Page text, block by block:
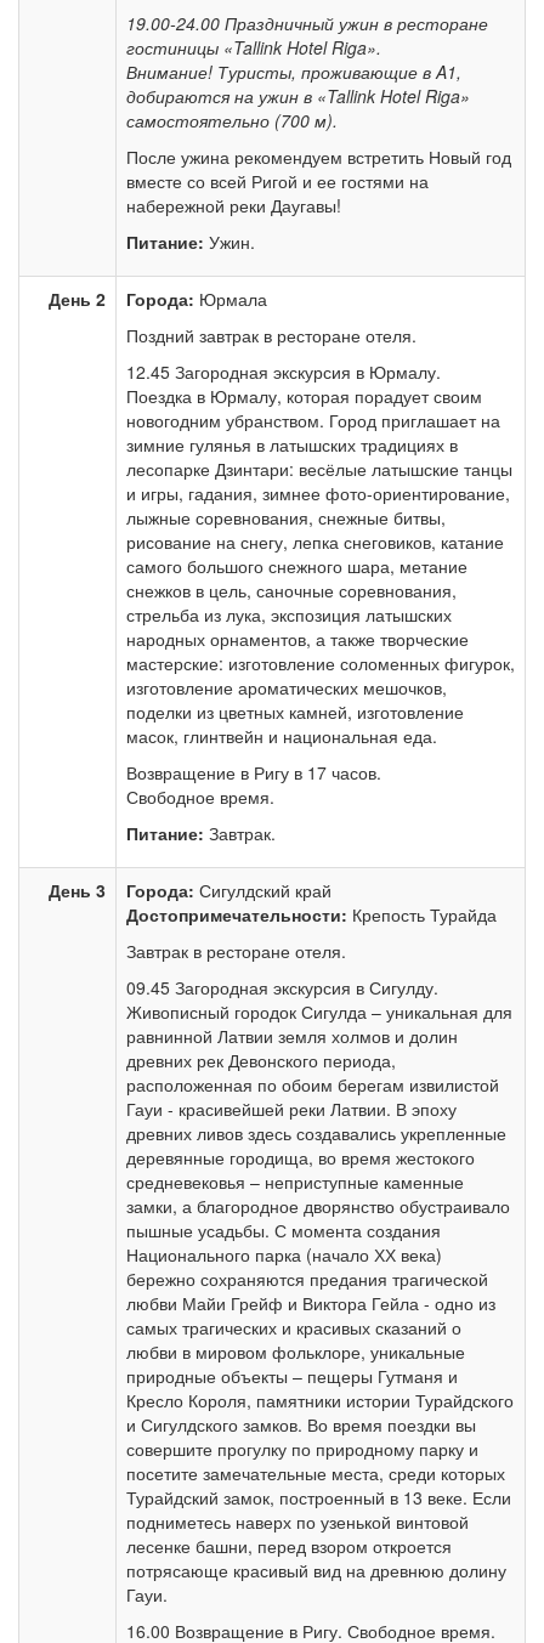
19.00-24.00 Праздничный ужин в ресторане
гостиницы «Tallink Hotel Riga».
Внимание! Туристы, проживающие в A1,
добираются на ужин в «Tallink Hotel Riga»
самостоятельно (700 м).
После ужина рекомендуем встретить Новый год
вместе со всей Ригой и ее гостями на
набережной реки Даугавы!
Питание: Ужин.
День 2 Города: Юрмала
Поздний завтрак в ресторане отеля.
12.45 Загородная экскурсия в Юрмалу.
Поездка в Юрмалу, которая порадует своим
новогодним убранством. Город приглашает на
зимние гулянья в латышских традициях в
лесопарке Дзинтари: весёлые латышские танцы
и игры, гадания, зимнее фото-ориентирование,
лыжные соревнования, снежные битвы,
рисование на снегу, лепка снеговиков, катание
самого большого снежного шара, метание
снежков в цель, саночные соревнования,
стрельба из лука, экспозиция латышских
народных орнаментов, а также творческие
мастерские: изготовление соломенных фигурок,
изготовление ароматических мешочков,
поделки из цветных камней, изготовление
масок, глинтвейн и национальная еда.
Возвращение в Ригу в 17 часов.
Свободное время.
Питание: Завтрак.
День 3 Города: Сигулдский край
Достопримечательности: Крепость Турайда
Завтрак в ресторане отеля.
09.45 Загородная экскурсия в Сигулду.
Живописный городок Сигулда – уникальная для
равнинной Латвии земля холмов и долин
древних рек Девонского периода,
расположенная по обоим берегам извилистой
Гауи - красивейшей реки Латвии. В эпоху
древних ливов здесь создавались укрепленные
деревянные городища, во время жестокого
средневековья – неприступные каменные
замки, а благородное дворянство обустраивало
пышные усадьбы. С момента создания
Национального парка (начало ХХ века)
бережно сохраняются предания трагической
любви Майи Грейф и Виктора Гейла - одно из
самых трагических и красивых сказаний о
любви в мировом фольклоре, уникальные
природные объекты – пещеры Гутманя и
Кресло Короля, памятники истории Турайдского
и Сигулдского замков. Во время поездки вы
совершите прогулку по природному парку и
посетите замечательные места, среди которых
Турайдский замок, построенный в 13 веке. Если
подниметесь наверх по узенькой винтовой
лесенке башни, перед взором откроется
потрясающе красивый вид на древнюю долину
Гауи.
16.00 Возвращение в Ригу. Свободное время.